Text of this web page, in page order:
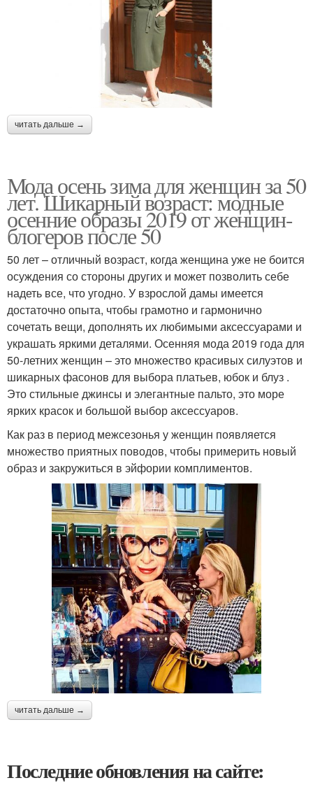
читать дальше →
Мода осень зима для женщин за 50
лет. Шикарный возраст: модные
осенние образы 2019 от женщин-
блогеров после 50
50 лет – отличный возраст, когда женщина уже не боится
осуждения со стороны других и может позволить себе
надеть все, что угодно. У взрослой дамы имеется
достаточно опыта, чтобы грамотно и гармонично
сочетать вещи, дополнять их любимыми аксессуарами и
украшать яркими деталями. Осенняя мода 2019 года для
50-летних женщин – это множество красивых силуэтов и
шикарных фасонов для выбора платьев, юбок и блуз .
Это стильные джинсы и элегантные пальто, это море
ярких красок и большой выбор аксессуаров.
Как раз в период межсезонья у женщин появляется
множество приятных поводов, чтобы примерить новый
образ и закружиться в эйфории комплиментов.
читать дальше →
Последние обновления на сайте: